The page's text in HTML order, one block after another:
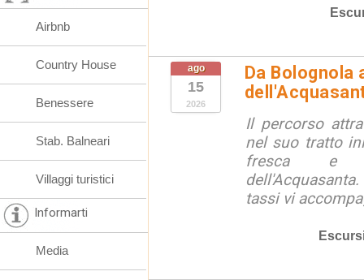
ago
15
2026
Da Bolognola
Il percorso
nel suo tratto
fresca e
tassi vi
Airbnb
Country House
Benessere
Stab. Balneari
Villaggi turistici
Informarti
Media